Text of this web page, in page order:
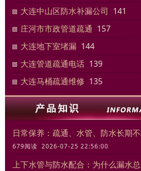
大连中山区防水补漏公司 141
庄河市市政管道疏通 157
大连地下室堵漏 144
大连管道疏通电话 139
大连马桶疏通维修 135
日常保养：疏通、水管、防水长期
679阅读 2026-07-25 22:56:00
上下水管与防水配合：为什么漏水